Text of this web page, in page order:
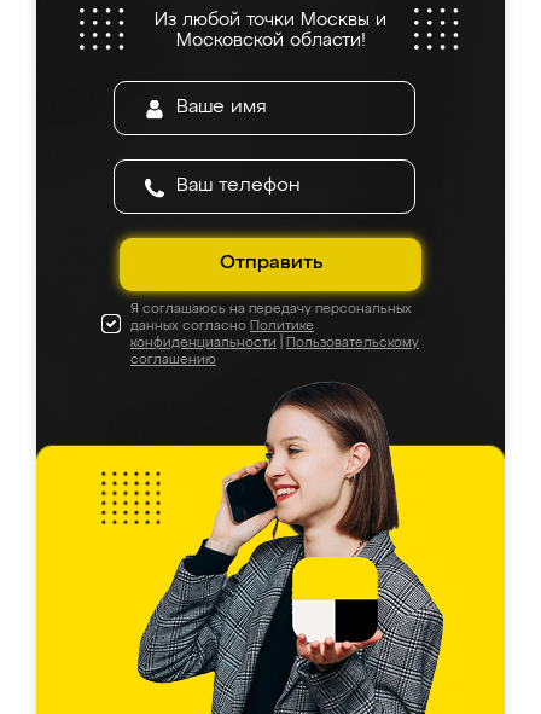
Из любой точки Москвы и
Московской области!
Отправить
Я соглашаюсь на передачу персональных
данных согласно Политике
конфиденциальности
Пользовательскому
соглашению